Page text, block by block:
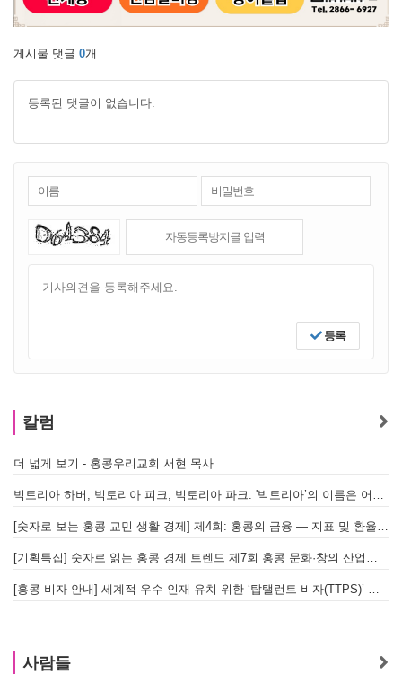
게시물 댓글 0개
등록된 댓글이 없습니다.
등록
칼럼
더 넓게 보기 - 홍콩우리교회 서현 목사
사람들